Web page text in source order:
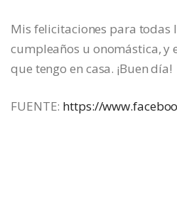
Mis felicitaciones para todas
cumpleaños u onomástica, y
que tengo en casa. ¡Buen día!
FUENTE: https://